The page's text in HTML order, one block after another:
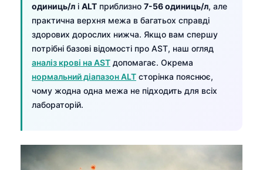
одиниць/л і ALT приблизно 7-56 одиниць/л, але
практична верхня межа в багатьох справді
здорових дорослих нижча. Якщо вам спершу
потрібні базові відомості про AST, наш огляд
аналіз крові на AST допомагає. Окрема
нормальний діапазон ALT сторінка пояснює,
чому жодна одна межа не підходить для всіх
лабораторій.